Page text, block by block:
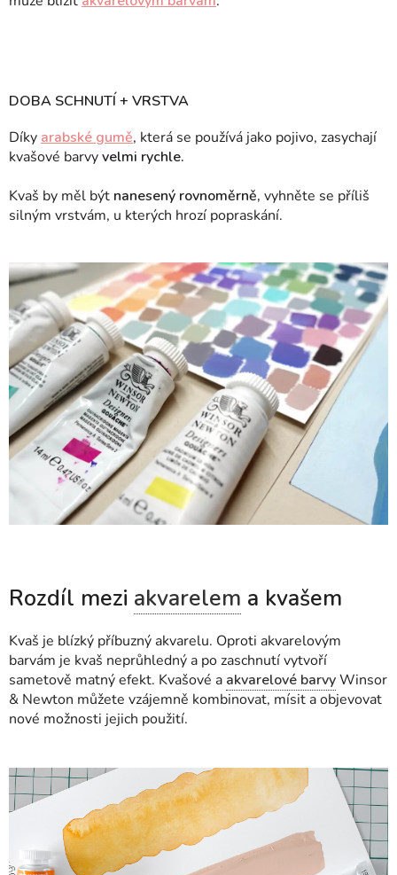
DOBA SCHNUTÍ + VRSTVA
Díky arabské gumě, která se používá jako pojivo, zasychají
kvašové barvyvelmi rychle.
Kvaš by měl být nanesený rovnoměrně, vyhněte se příliš
silným vrstvám, u kterých hrozí popraskání.
Rozdíl mezi akvarelem a kvašem
Kvaš je blízký příbuzný akvarelu. Oproti akvarelovým
barvám je kvaš neprůhledný a po zaschnutí vytvoří
sametově matný efekt. Kvašové a akvarelové barvyWinsor
& Newton můžete vzájemně kombinovat, mísit a objevovat
nové možnosti jejich použití.